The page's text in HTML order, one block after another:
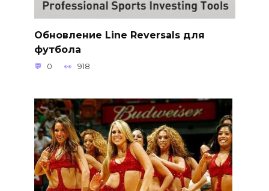
Обновление Line Reversals для
футбола
0 918